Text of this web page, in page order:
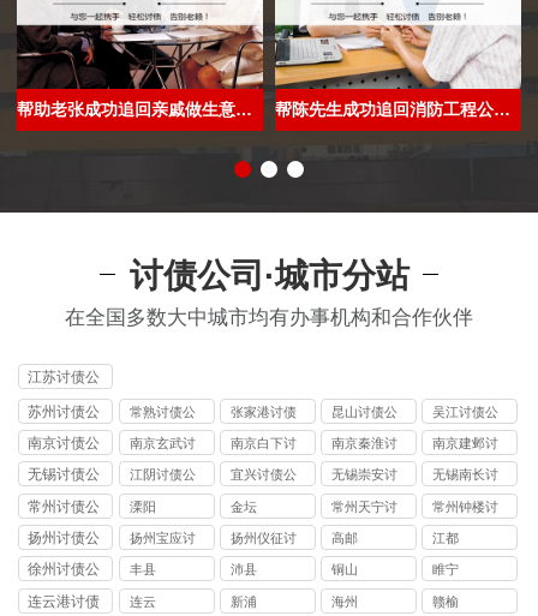
帮助老张成功追回亲戚做生意借款26万 帮陈先生成功追回消防工程公司欠款108万
讨债公司·城市分站
在全国多数大中城市均有办事机构和合作伙伴
江苏讨债公
司
苏州讨债公
司
常熟讨债公
司
张家港讨债
公司
昆山讨债公
司
吴江讨债公
司
南京讨债公
司
南京玄武讨
债公司
南京白下讨
债公司
南京秦淮讨
债公司
南京建邺讨
债公司
无锡讨债公
司
江阴讨债公
司
宜兴讨债公
司
无锡崇安讨
债公司
无锡南长讨
债公司
常州讨债公
司
溧阳 金坛
常州天宁讨
债公司
常州钟楼讨
债公司
扬州讨债公
司
扬州宝应讨
债公司
扬州仪征讨
债公司
高邮 江都
徐州讨债公
司
丰县 沛县 铜山 睢宁
连云港讨债
连云 新浦 海州 赣榆